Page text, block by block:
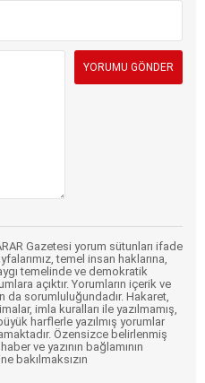
Gazetesi yorum sütunları ifade
temel insan haklarına,
temelinde ve demokratik
açıktır. Yorumların içerik ve
sorumluluğundadır. Hakaret,
imla kuralları ile yazılmamış,
harflerle yazılmış yorumlar
Özensizce belirlenmiş
ve yazının bağlamının
bakılmaksızın